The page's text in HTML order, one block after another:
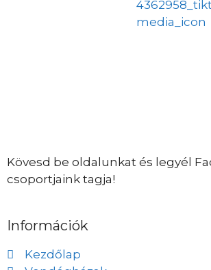
Kövesd be oldalunkat és legyél
csoportjaink tagja!
Információk
Kezdőlap